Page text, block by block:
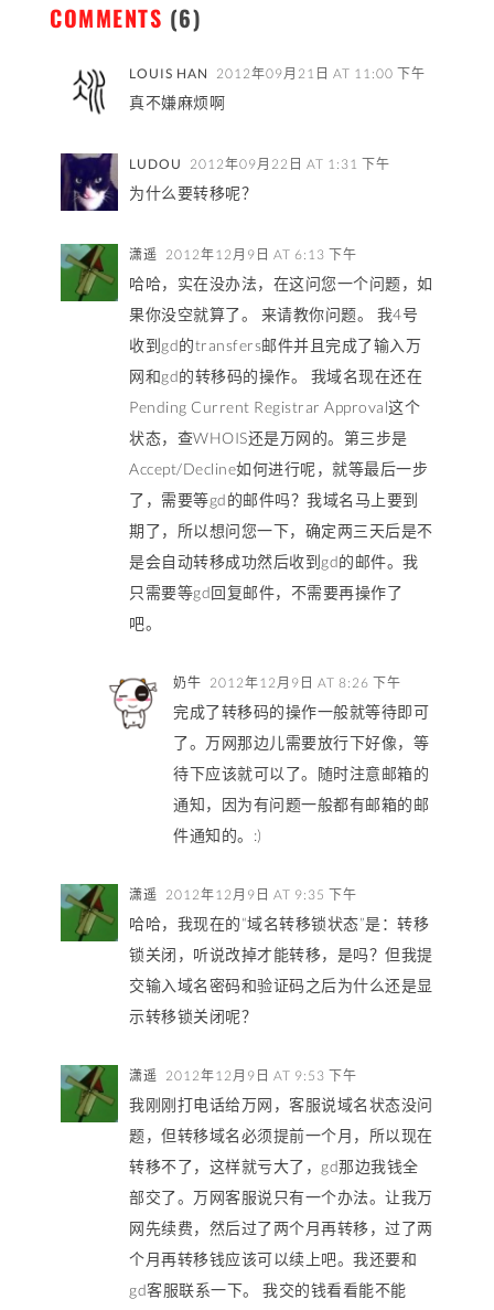
COMMENTS (6)
LOUIS HAN 2012年09月21日 AT 11:00 下午
真不嫌麻烦啊
LUDOU 2012年09月22日 AT 1:31 下午
为什么要转移呢？
潇遥 2012年12月9日 AT 6:13 下午
哈哈，实在没办法，在这问您一个问题，如
果你没空就算了。 来请教你问题。 我4号
收到gd的transfers邮件并且完成了输入万
网和gd的转移码的操作。 我域名现在还在
Pending Current Registrar Approval这个
状态，查WHOIS还是万网的。第三步是
Accept/Decline如何进行呢，就等最后一步
了，需要等gd的邮件吗？我域名马上要到
期了，所以想问您一下，确定两三天后是不
是会自动转移成功然后收到gd的邮件。我
只需要等gd回复邮件，不需要再操作了
吧。
奶牛 2012年12月9日 AT 8:26 下午
完成了转移码的操作一般就等待即可
了。万网那边儿需要放行下好像，等
待下应该就可以了。随时注意邮箱的
通知，因为有问题一般都有邮箱的邮
件通知的。:)
潇遥 2012年12月9日 AT 9:35 下午
哈哈，我现在的“域名转移锁状态”是：转移
锁关闭，听说改掉才能转移，是吗？但我提
交输入域名密码和验证码之后为什么还是显
示转移锁关闭呢？
潇遥 2012年12月9日 AT 9:53 下午
我刚刚打电话给万网，客服说域名状态没问
题，但转移域名必须提前一个月，所以现在
转移不了，这样就亏大了，gd那边我钱全
部交了。万网客服说只有一个办法。让我万
网先续费，然后过了两个月再转移，过了两
个月再转移钱应该可以续上吧。我还要和
gd客服联系一下。 我交的钱看看能不能